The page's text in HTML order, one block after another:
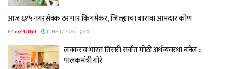
आज ६१५ नगरसेवक ठरणार किंगमेकर, जिल्ह्याचा बारावा आमदार कोण
BYतरुण भारत JUNE 17, 2026 0
लवकरच भारत तिसरी सर्वात मोठी अर्थव्यवस्था बनेल :
पालकमंत्री गोरे